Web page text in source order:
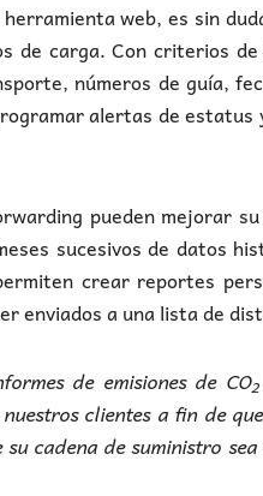
web, es sin
de carga. Con criterios
números de guía,
alertas de
pueden mejorar
sucesivos de datos
crear reportes
enviados a una lista de
de emisiones de CO2
clientes a fin de
cadena de suministro